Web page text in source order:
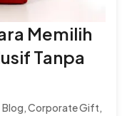
Memilih
Tanpa
Blog ,Corporate Gift